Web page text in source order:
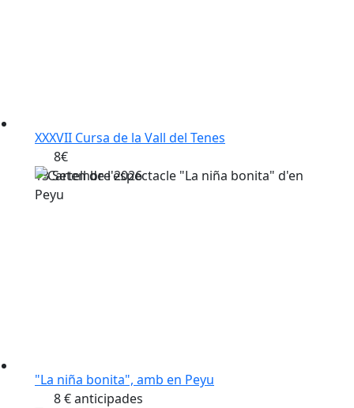
8€
8 € anticipades
Setembre
Setembre 2026